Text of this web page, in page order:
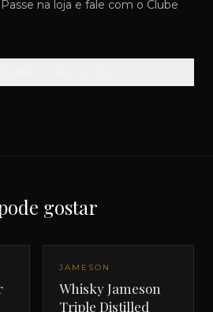
na loja e fale com o Clube
gostar
JAMESON
Whisky Jameson
Triple Distilled